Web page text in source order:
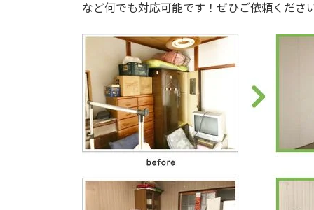
など何でも対応可能です！ぜひご依頼くださ